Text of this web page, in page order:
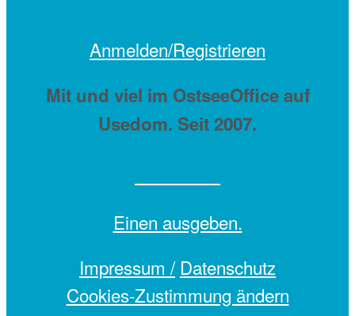
Anmelden/Registrieren
Mit und viel im OstseeOffice auf
Usedom. Seit 2007.
Einen ausgeben.
Impressum / Datenschutz
Cookies-Zustimmung ändern